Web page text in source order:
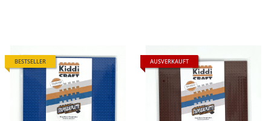
BESTSELLER AUSVERKAUFT